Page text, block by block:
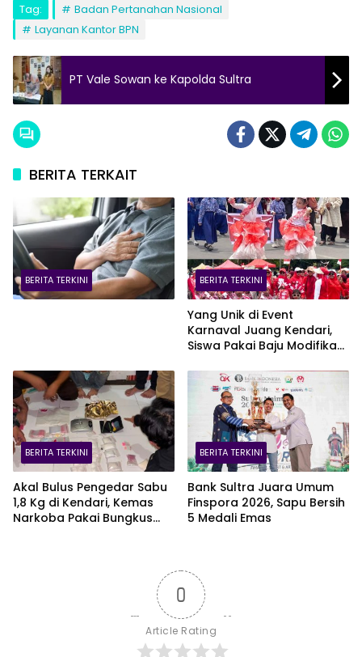
Tag:
Badan Pertanahan Nasional
Layanan Kantor BPN
PT Vale Sowan ke Kapolda Sultra
BERITA TERKAIT
BERITA TERKINI BERITA TERKINI
Yang Unik di Event
Karnaval Juang Kendari,
Siswa Pakai Baju Modifikasi
Putih
BERITA TERKINI
Akal Bulus Pengedar Sabu
1,8 Kg di Kendari, Kemas
Narkoba Pakai Bungkus
BERITA TERKINI
Bank Sultra Juara Umum
Finspora 2026, Sapu Bersih
5 Medali Emas
0
Article Rating